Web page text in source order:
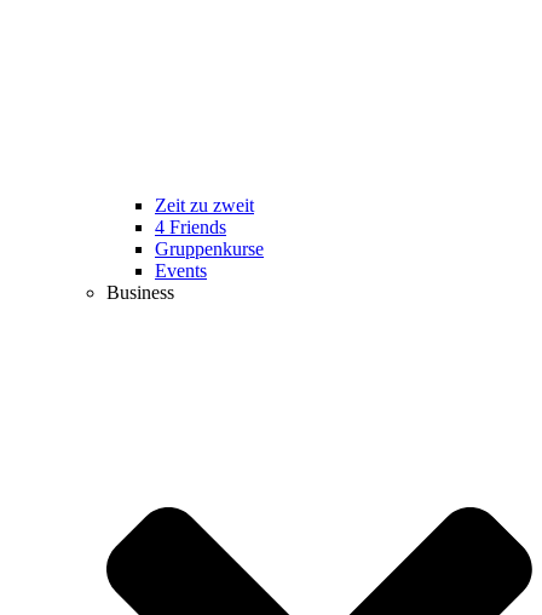
Zeit zu zweit
4 Friends
Gruppenkurse
Events
Business